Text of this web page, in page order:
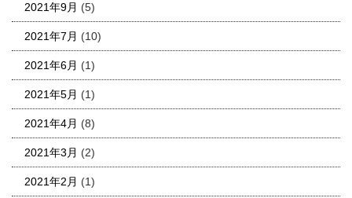
2021年9月 (5)
2021年7月 (10)
2021年6月 (1)
2021年5月 (1)
2021年4月 (8)
2021年3月 (2)
2021年2月 (1)